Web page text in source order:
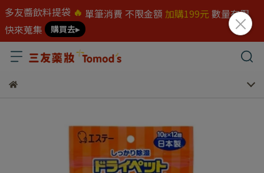
多友醬飲料提袋 🔥 單筆消費 不限金額 加購199元 數量有限
快來蒐集
購買去▸